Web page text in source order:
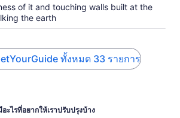
of it and touching walls built at the
the earth
ทั้งหมด 33 รายการ
อะไรที่อยากให้เราปรับปรุงบ้าง